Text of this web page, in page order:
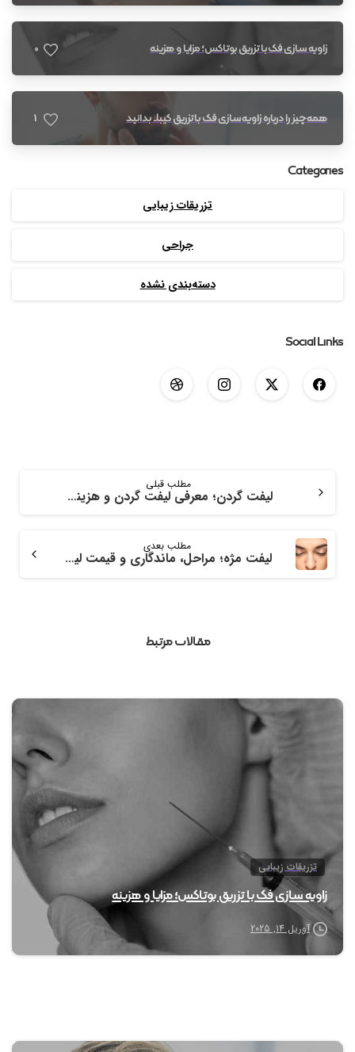
زاویه سازی فک با تزریق بوتاکس؛ مزایا و هزینه 0
همه چیز را درباره زاویه سازی فک با تزریق کیبلا بدانید 1
Categories
تزریقات زیبایی
جراحی
دسته‌بندی نشده
Social Links
مطلب قبلی
لیفت گردن؛ معرفی لیفت گردن و هزینه آن
مطلب بعدی
لیفت مژه؛ مراحل، ماندگاری و قیمت لیفت مژه
مقالات مرتبط
تزریقات زیبایی
زاویه سازی فک با تزریق بوتاکس؛ مزایا و هزینه
آوریل 14, 2025